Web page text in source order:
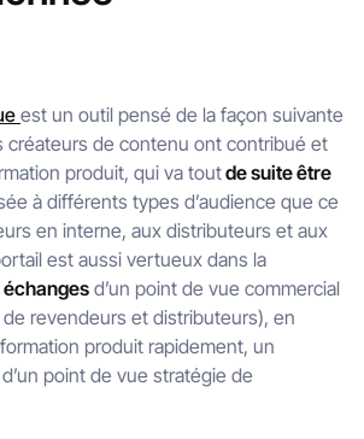
est un outil pensé de la façon suivante
créateurs de contenu ont contribué et
produit, qui va toutde suite être
à différents types d’audience que ce
en interne, aux distributeurs et aux
est aussi vertueux dans la
d’un point de vue commercial
revendeurs et distributeurs), en
produit rapidement, un
point de vue stratégie de